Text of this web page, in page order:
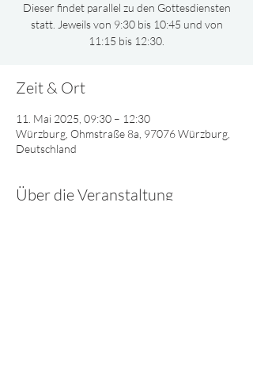
Dieser findet parallel zu den Gottesdiensten
statt. Jeweils von 9:30 bis 10:45 und von
11:15 bis 12:30.
Zeit & Ort
11. Mai 2025, 09:30 – 12:30
Würzburg, Ohmstraße 8a, 97076 Würzburg,
Deutschland
Über die Veranstaltung